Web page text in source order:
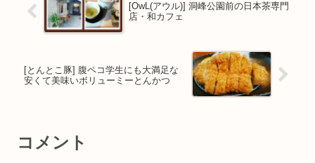
[OwL(アウル)] 洞峰公園前の日本茶専門
店・和カフェ
[とんとこ豚] 腹ペコ学生にも大満足な
安くて美味いボリューミーとんかつ
コメント